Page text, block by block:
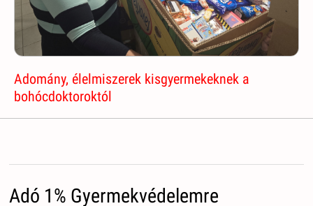
Adomány, élelmiszerek kisgyermekeknek a
bohócdoktoroktól
Adó 1% Gyermekvédelemre